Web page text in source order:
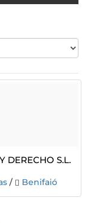
Derecho S.L.
/ Benifaió